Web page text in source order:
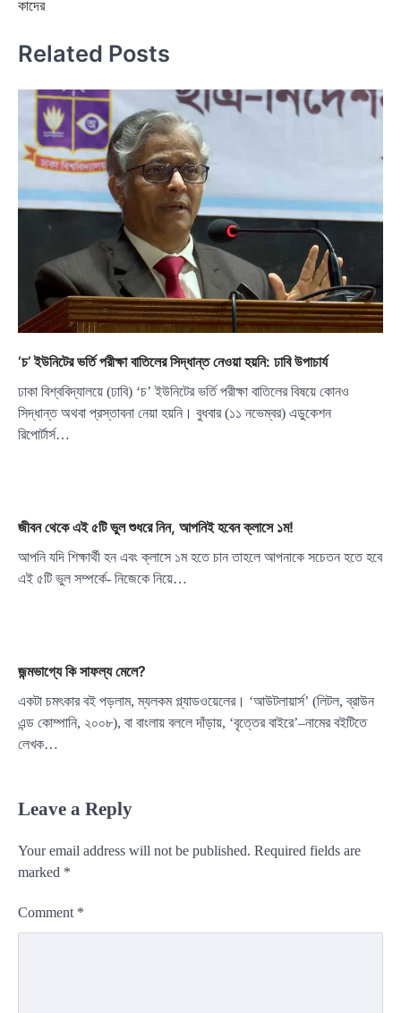
কাদের
Related Posts
‘চ’ ইউনিটের ভর্তি পরীক্ষা বাতিলের সিদ্ধান্ত নেওয়া হয়নি: ঢাবি উপাচার্য
ঢাকা বিশ্ববিদ্যালয়ে (ঢাবি) ‘চ’ ইউনিটের ভর্তি পরীক্ষা বাতিলের বিষয়ে কোনও
সিদ্ধান্ত অথবা প্রস্তাবনা নেয়া হয়নি। বুধবার (১১ নভেম্বর) এডুকেশন
রিপোর্টার্স…
জীবন থেকে এই ৫টি ভুল শুধরে নিন, আপনিই হবেন ক্লাসে ১ম!
আপনি যদি শিক্ষার্থী হন এবং ক্লাসে ১ম হতে চান তাহলে আপনাকে সচেতন হতে হবে
এই ৫টি ভুল সম্পর্কে- নিজেকে নিয়ে…
জন্মভাগ্যে কি সাফল্য মেলে?
একটা চমৎকার বই পড়লাম, ম্যলকম গ্ল্যাডওয়েলের। ‘আউটলায়ার্স’ (লিটল, ব্রাউন
এন্ড কোম্পানি, ২০০৮), বা বাংলায় বললে দাঁড়ায়, ‘বৃত্তের বাইরে’–নামের বইটিতে
লেখক…
Leave a Reply
Your email address will not be published. Required fields are
marked *
Comment *